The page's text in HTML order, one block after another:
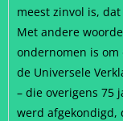
meest zinvol is,
Met andere
ondernomen is
de Universele
– die overigens 75
werd afgekondigd,